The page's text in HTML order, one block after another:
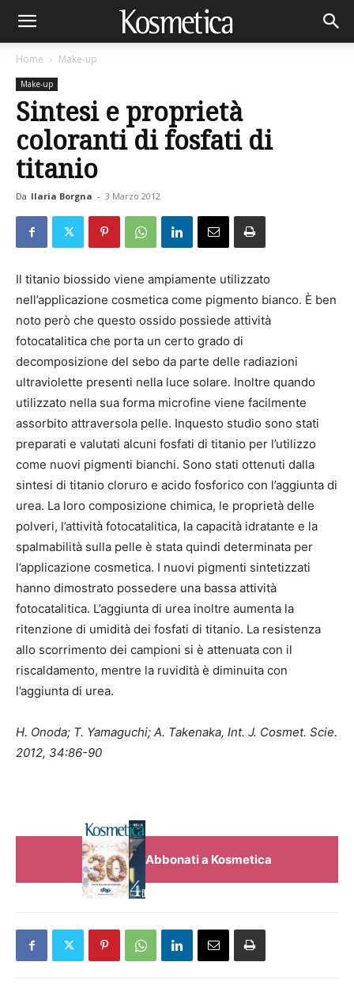
Home Make-up
Make-up
Sintesi e proprietà
coloranti di fosfati di
titanio
Da Ilaria Borgna - 3 Marzo 2012
Il titanio biossido viene ampiamente utilizzato
nell’applicazione cosmetica come pigmento bianco. È ben
noto però che questo ossido possiede attività
fotocatalitica che porta un certo grado di
decomposizione del sebo da parte delle radiazioni
ultraviolette presenti nella luce solare. Inoltre quando
utilizzato nella sua forma microfine viene facilmente
assorbito attraversola pelle. Inquesto studio sono stati
preparati e valutati alcuni fosfati di titanio per l’utilizzo
come nuovi pigmenti bianchi. Sono stati ottenuti dalla
sintesi di titanio cloruro e acido fosforico con l’aggiunta di
urea. La loro composizione chimica, le proprietà delle
polveri, l’attività fotocatalitica, la capacità idratante e la
spalmabilità sulla pelle è stata quindi determinata per
l’applicazione cosmetica. I nuovi pigmenti sintetizzati
hanno dimostrato possedere una bassa attività
fotocatalitica. L’aggiunta di urea inoltre aumenta la
ritenzione di umidità dei fosfati di titanio. La resistenza
allo scorrimento dei campioni si è attenuata con il
riscaldamento, mentre la ruvidità è diminuita con
l’aggiunta di urea.
H. Onoda; T. Yamaguchi; A. Takenaka, Int. J. Cosmet. Scie.
2012, 34:86-90
Abbonati a Kosmetica